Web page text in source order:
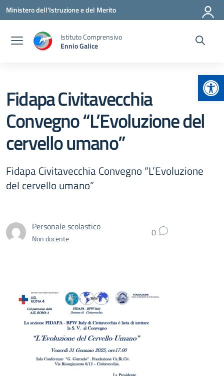
Vai ai contenuti
Vai al menu di navigazione
Vai al footer
Ministero dell'Istruzione e del Merito
Istituto Comprensivo
Ennio Galice
Fidapa Civitavecchia
Convegno “L’Evoluzione del
cervello umano”
Fidapa Civitavecchia Convegno “L’Evoluzione
del cervello umano”
Personale scolastico
Non docente 0